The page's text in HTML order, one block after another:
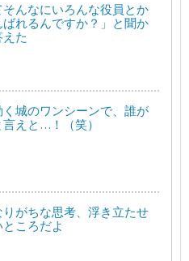
そんなにいろんな役員とか
れるんですか？」と聞か
た
城のワンシーンで、誰が
えと…！（笑）
りがちな思考、浮き立たせ
ころだよ